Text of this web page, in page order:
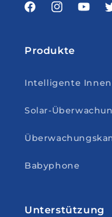
FacebookInstagram
Produkte
Intelligente
Solar-
Babyphone
Unterstützung